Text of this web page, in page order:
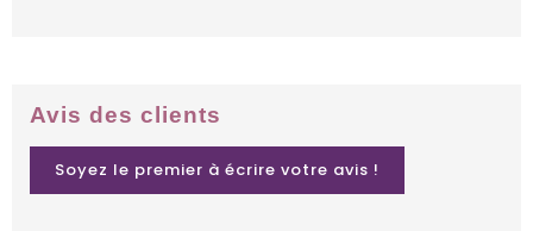
Avis des clients
Soyez le premier à écrire votre avis !